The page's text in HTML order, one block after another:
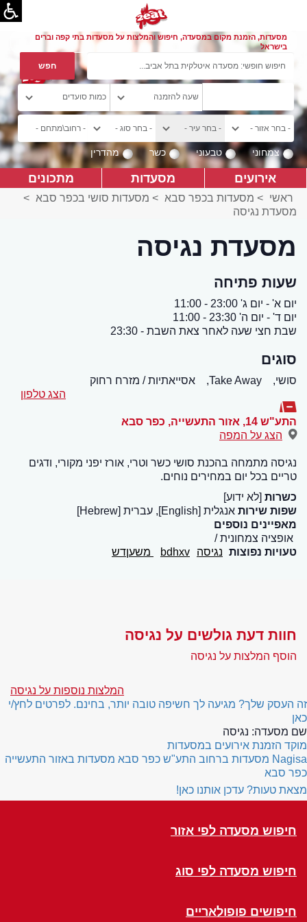
מסעדות, הזמנת מקום במסעדה, חיפוש והמלצות על מסעדות בתי קפה וברים
בישראל
צמחוני טבעוני כשר מהדרין
אירועים מסעדות מתכונים
ראשי > מסעדות בכפר סבא > מסעדות סושי בכפר סבא >
מסעדת נגיסה
מסעדת נגיסה
שעות פתיחה
יום א' - יום ג' 23:00 - 11:00
יום ד' - יום ה' 23:30 - 11:00
שבת חצי שעה לאחר צאת השבת - 23:30
סוגים
סושי, Take Away,
אסייאתיות / מזרח רחוק
הצג טלפון
התע"ש 14, אזור התעשייה , כפר סבא
הצג על המפה
נגיסה מתמחה בהכנת סושי כשר וטרי, אורז יפני מקורי, ודגים
טריים בכל יום במחירים נוחים.
כשרות [לא ידוע]
שפות שירות אנגלית [English], עברית [Hebrew]
מאפיינים נוספים
אופציה צמחונית
טעויות נפוצות נגיסה bdhxv משעןדש
חוות דעת גולשים על נגיסה
הוסף המלצות על נגיסה
המלצות נוספות על נגיסה
זה העסק שלך? מגיעה לך חשיפה טובה יותר, בחינם. לפרטים לחץ/י
כאן
שם מסעדה: נגיסה
מוקד הזמנת אירועים במסעדות
Nagisa מסעדות ברחוב התע"ש כפר סבא מסעדות באזור התעשייה
כפר סבא
מצאת טעות? עדכן אותנו כאן!
חיפוש מסעדה לפי אזור
חיפוש מסעדה לפי סוג
חיפושים פופולאריים